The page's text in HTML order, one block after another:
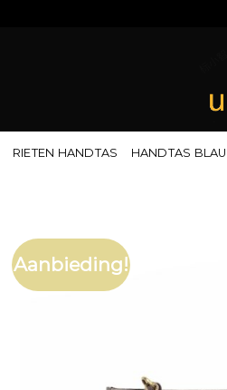
RIETEN HANDTAS HANDTAS
Aanbieding!